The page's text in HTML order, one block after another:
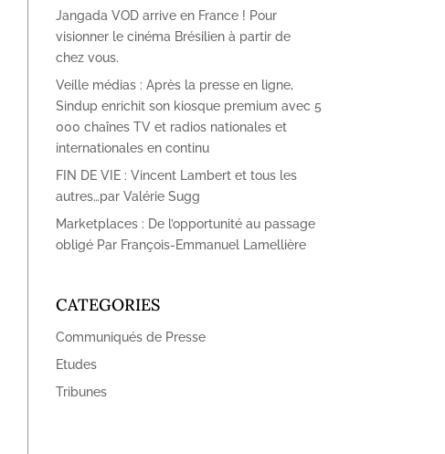
Jangada VOD arrive en France ! Pour
visionner le cinéma Brésilien à partir de
chez vous.
Veille médias : Après la presse en ligne,
Sindup enrichit son kiosque premium avec 5
000 chaînes TV et radios nationales et
internationales en continu
FIN DE VIE : Vincent Lambert et tous les
autres…par Valérie Sugg
Marketplaces : De l’opportunité au passage
obligé Par François-Emmanuel Lamellière
CATEGORIES
Communiqués de Presse
Etudes
Tribunes